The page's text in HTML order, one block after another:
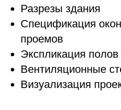
Разрезы здания
Спецификация
проемов
Экспликация полов
Вентиляционные
Визуализация